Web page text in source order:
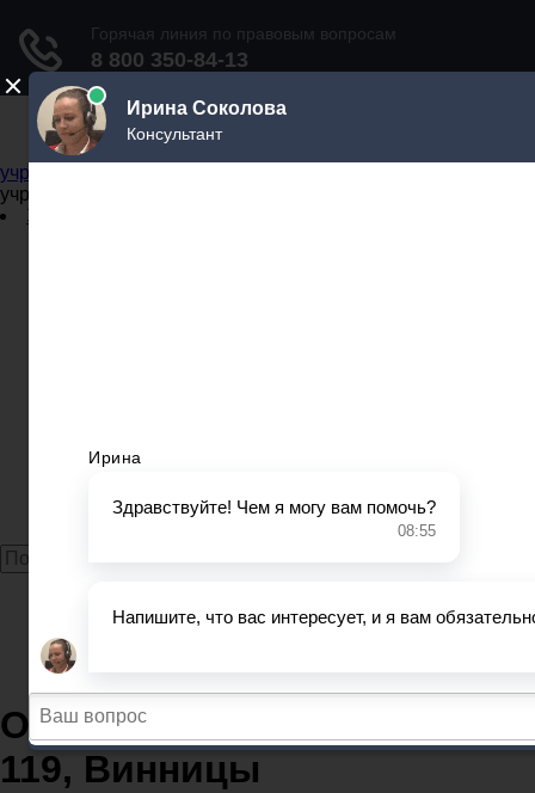
Не официальный справочник государственных
учреждений
учреждений
Задать вопрос юристу
Судебные приставы
Задать вопрос юристу
МВД и ОП Ленинградская область
ОП (Отделение полиции) № 119, Винницы
ОП (Отделение полиции) №
119, Винницы